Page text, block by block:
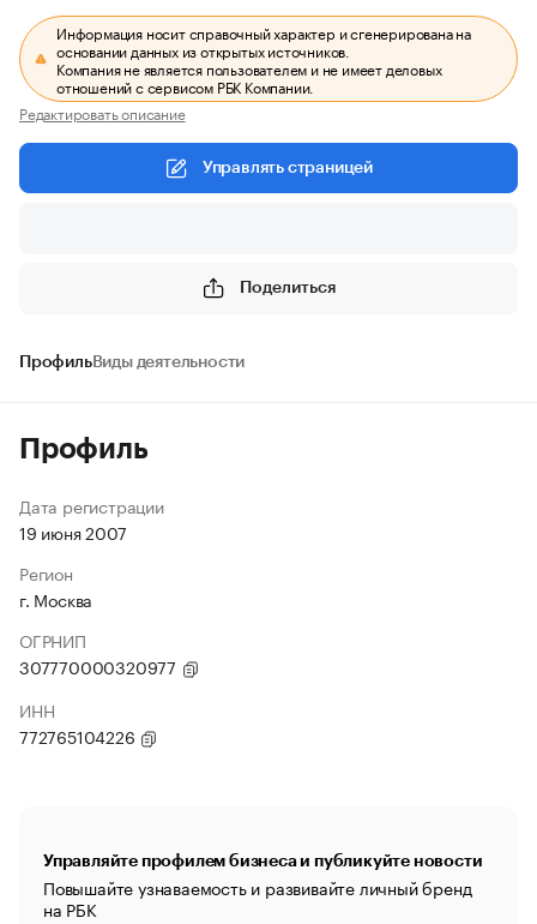
Информация носит справочный характер и сгенерирована на
основании данных из открытых источников.
Компания не является пользователем и не имеет деловых
отношений с сервисом РБК Компании.
Редактировать описание
Управлять страницей
Поделиться
ПрофильВиды деятельности
Профиль
Дата регистрации
19 июня 2007
Регион
г. Москва
ОГРНИП
307770000320977
ИНН
772765104226
Управляйте профилем бизнеса и публикуйте новости
Повышайте узнаваемость и развивайте личный бренд
на РБК